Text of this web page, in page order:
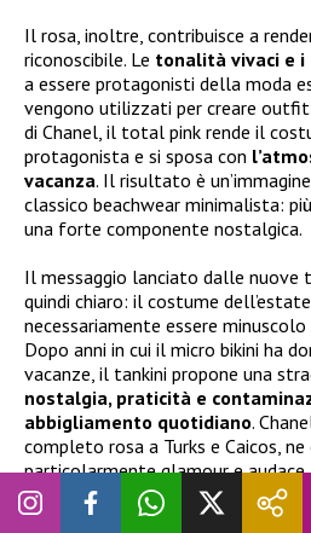
Il rosa, inoltre, contribuisce a
riconoscibile. Le tonalità vivaci e i
a essere protagonisti della moda
vengono utilizzati per creare
di Chanel, il total pink rende il
protagonista e si sposa con
vacanza. Il risultato è
classico beachwear minimalista:
una forte componente nostalgica.
Il messaggio lanciato dalle nuove
quindi chiaro: il costume
necessariamente essere
Dopo anni in cui il micro bikini ha
vacanze, il tankini propone una
nostalgia, praticità e
abbigliamento quotidiano.
completo rosa a Turks e Caicos,
particolarmente glamour e
diventare il nuovo riferimento
potremmo presto vedere molti più